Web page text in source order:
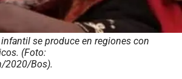
se produce en regiones con
(Foto:
2020/Bos).